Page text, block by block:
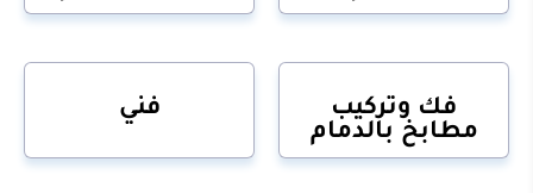
فك وتركيب
مطابخ بالدمام
فني